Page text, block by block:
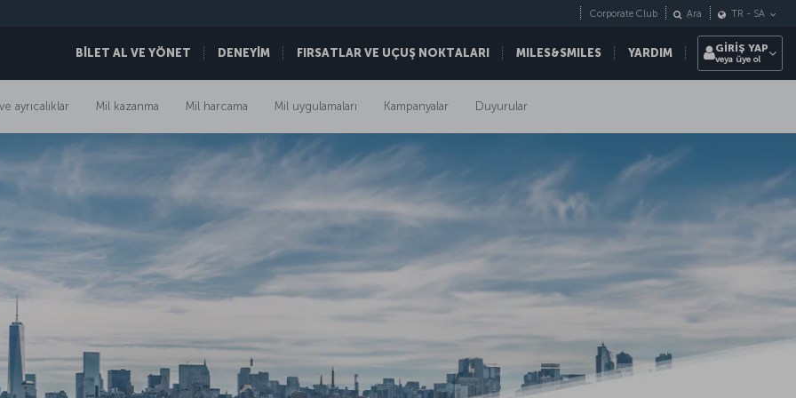
BİLET AL VE YÖNET DENEYİM FIRSATLAR VE UÇUŞ NOKTALARI MILES&SMILES YARDIM
Corporate Club Ara TR - SA
GİRİŞ YAP
veya üye ol
ayrıcalıklar Mil kazanma Mil harcama Mil uygulamaları Kampanyalar Duyurular